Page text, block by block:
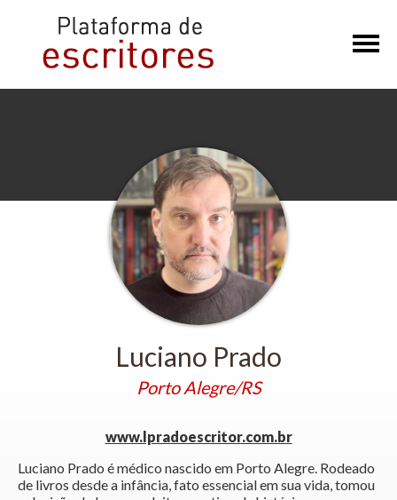
×
Luciano Prado
Porto Alegre/RS
www.lpradoescritor.com.br
Luciano Prado é médico nascido em Porto Alegre. Rodeado
de livros desde a infância, fato essencial em sua vida, tomou